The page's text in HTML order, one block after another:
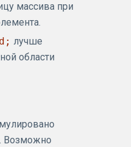
массива при
лучше
области
Возможно